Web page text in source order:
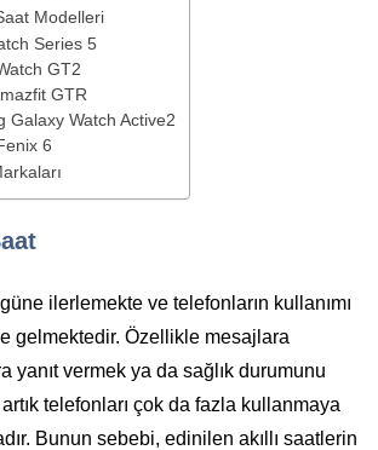
Modelleri
Series 5
GT2
GTR
Galaxy Watch Active2
6
ilerlemekte ve telefonların kullanımı
gelmektedir. Özellikle mesajlara
yanıt vermek ya da sağlık durumunu
telefonları çok da fazla kullanmaya
Bunun sebebi, edinilen akıllı saatlerin